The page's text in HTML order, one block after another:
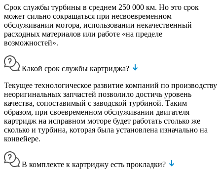
Срок службы турбины в среднем 250 000 км. Но это срок
может сильно сокращаться при несвоевременном
обслуживании мотора, использовании некачественный
расходных материалов или работе «на пределе
возможностей».
Какой срок службы картриджа?
Текущее технологическое развитие компаний по производству
неоригинальных запчастей позволило достичь уровень
качества, сопоставимый с заводской турбиной. Таким
образом, при своевременном обслуживании двигателя
картридж на исправном моторе будет работать столько же
сколько и турбина, которая была установлена изначально на
конвейере.
В комплекте к картриджу есть прокладки?